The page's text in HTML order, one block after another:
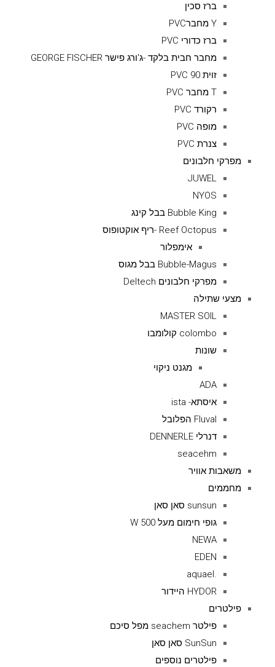
ברז סכין
Y מחברPVC
ברז כדורי PVC
מחבר חבית בלקד -ג'ורג פישר GEORGE FISCHER
זוית 90 PVC
T מחבר PVC
רקורד PVC
מופה PVC
צנרת PVC
מפרקי חלבונים
JUWEL
NYOS
Bubble King בבל קינג
Reef Octopus -ריף אוקטופוס
אימפלור
Bubble-Magus בבל מגוס
מפרקי חלבונים Deltech
מצעי שתילה
MASTER SOIL
colombo קולומבו
שונות
מגנט ניקוי
ADA
איסתא- ista
Fluval הפלובל
דנרלי DENNERLE
seacehm
משאבות אוויר
מחממים
sunsun סאן סאן
גופי חימום מעל 500 W
NEWA
EDEN
.aquael
HYDOR היידור
פילטרים
פילטר seachem מפל סיכם
SunSun סאן סאן
פילטרים נוספים